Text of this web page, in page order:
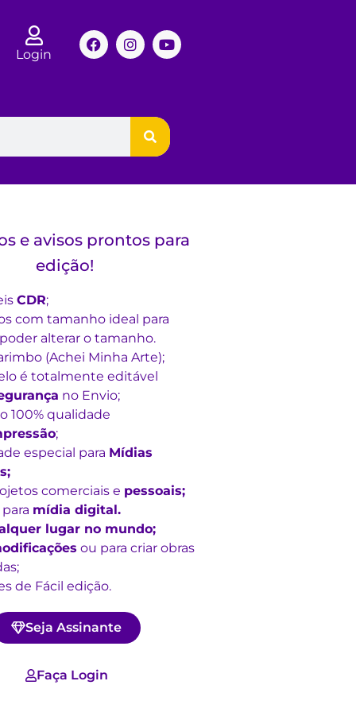
Login
e avisos prontos para
edição!
CDR;
com tamanho ideal para
alterar o tamanho.
(Achei Minha Arte);
é totalmente editável
no Envio;
100% qualidade
;
especial para Mídias
comerciais e pessoais;
mídia digital.
lugar no mundo;
ou para criar obras
de Fácil edição.
Seja Assinante
Faça Login